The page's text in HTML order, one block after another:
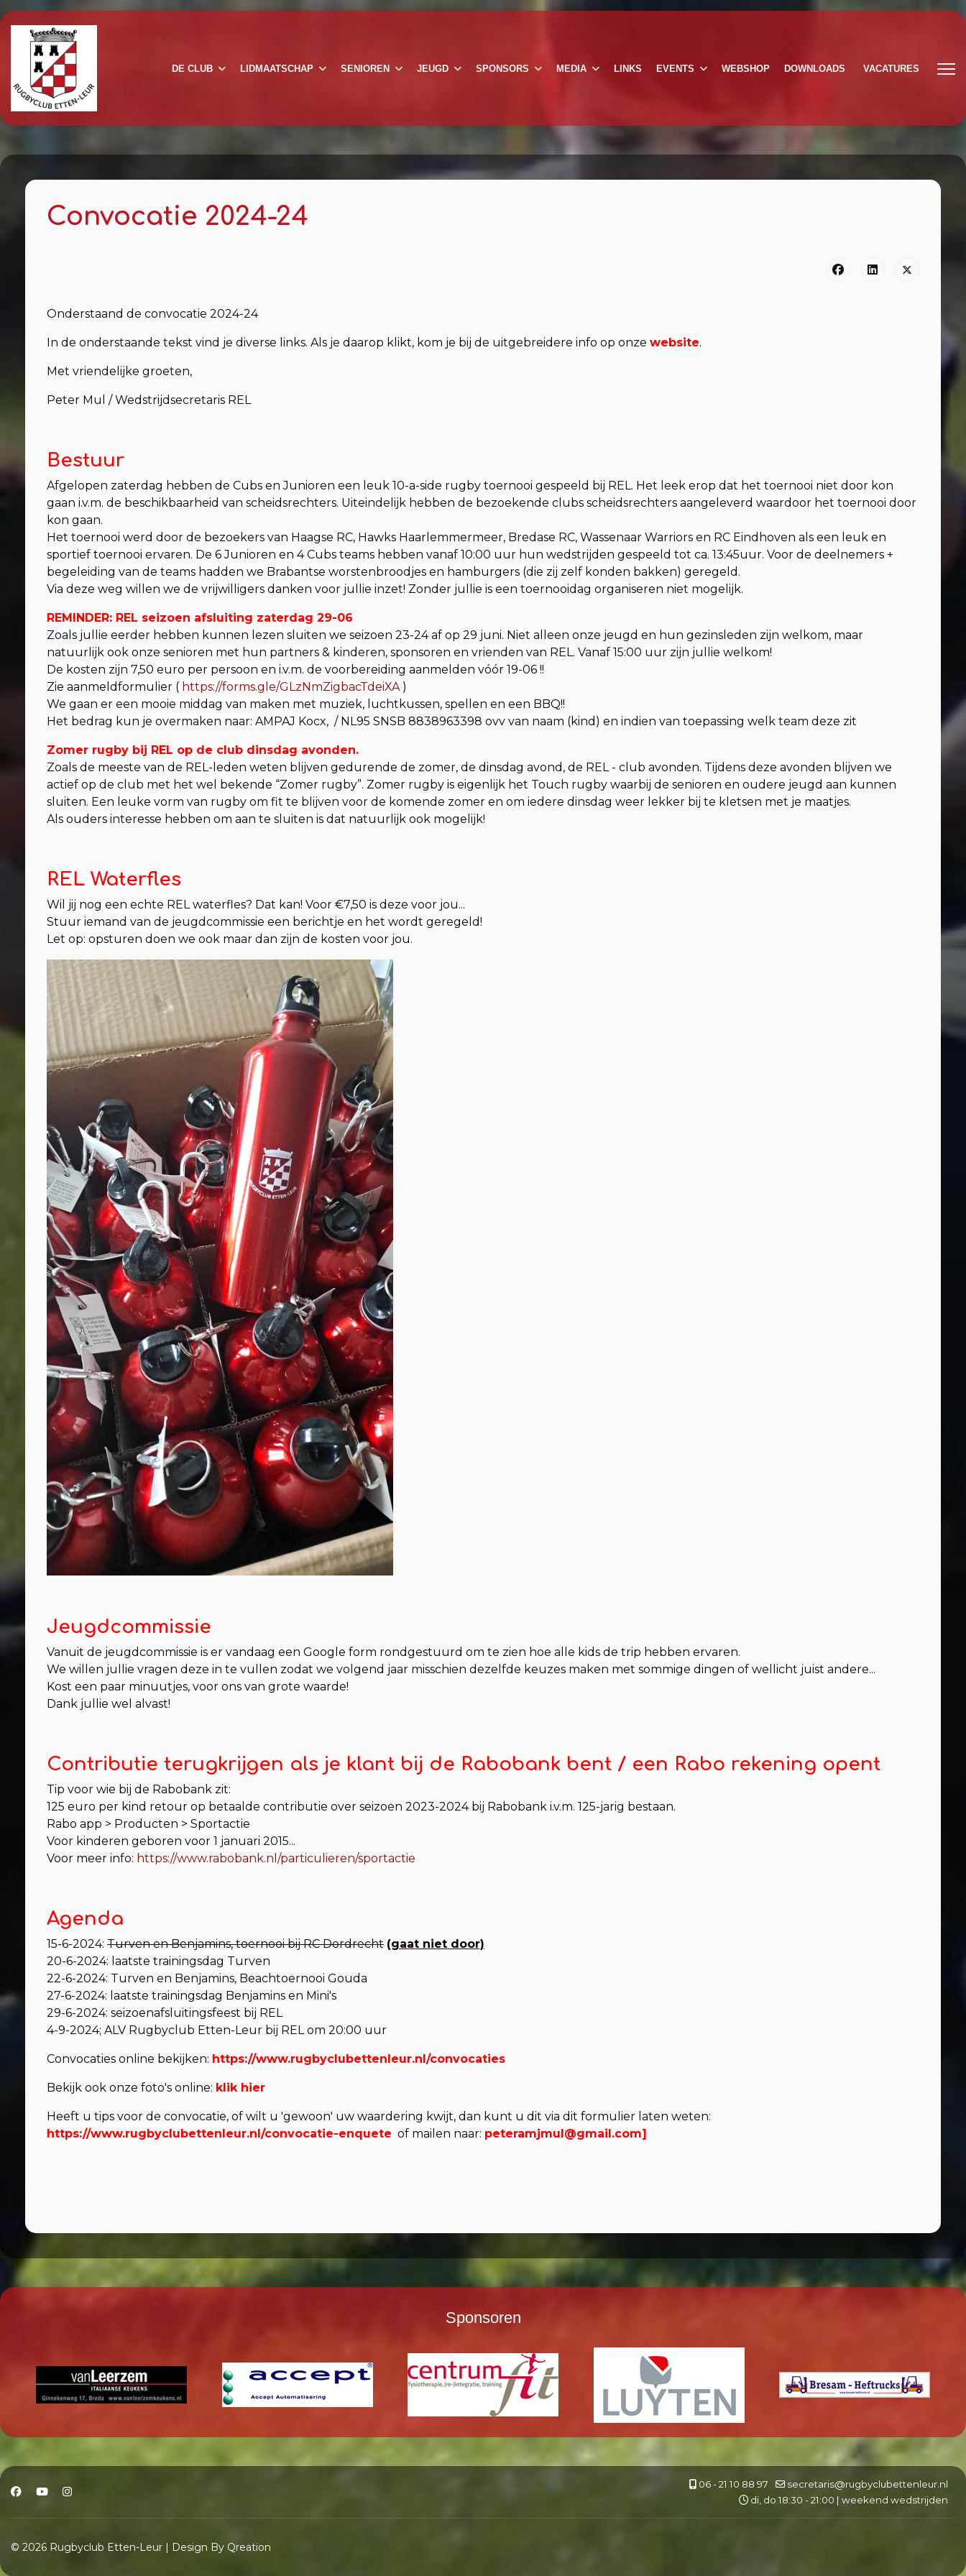
DE CLUB LIDMAATSCHAP SENIOREN JEUGD SPONSORS MEDIA LINKS EVENTS WEBSHOP DOWNLOADS VACATURES
Convocatie 2024-24
Onderstaand de convocatie 2024-24
In de onderstaande tekst vind je diverse links. Als je daarop klikt, kom je bij de uitgebreidere info op onze website.
Met vriendelijke groeten,
Peter Mul / Wedstrijdsecretaris REL
Bestuur
Afgelopen zaterdag hebben de Cubs en Junioren een leuk 10-a-side rugby toernooi gespeeld bij REL. Het leek erop dat het toernooi niet door kon
gaan i.v.m. de beschikbaarheid van scheidsrechters. Uiteindelijk hebben de bezoekende clubs scheidsrechters aangeleverd waardoor het toernooi door
kon gaan.
Het toernooi werd door de bezoekers van Haagse RC, Hawks Haarlemmermeer, Bredase RC, Wassenaar Warriors en RC Eindhoven als een leuk en
sportief toernooi ervaren. De 6 Junioren en 4 Cubs teams hebben vanaf 10:00 uur hun wedstrijden gespeeld tot ca. 13:45uur. Voor de deelnemers +
begeleiding van de teams hadden we Brabantse worstenbroodjes en hamburgers (die zij zelf konden bakken) geregeld.
Via deze weg willen we de vrijwilligers danken voor jullie inzet! Zonder jullie is een toernooidag organiseren niet mogelijk.
REMINDER: REL seizoen afsluiting zaterdag 29-06
Zoals jullie eerder hebben kunnen lezen sluiten we seizoen 23-24 af op 29 juni. Niet alleen onze jeugd en hun gezinsleden zijn welkom, maar
natuurlijk ook onze senioren met hun partners & kinderen, sponsoren en vrienden van REL. Vanaf 15:00 uur zijn jullie welkom!
De kosten zijn 7,50 euro per persoon en i.v.m. de voorbereiding aanmelden vóór 19-06 !!
Zie aanmeldformulier ( https://forms.gle/GLzNmZigbacTdeiXA)
We gaan er een mooie middag van maken met muziek, luchtkussen, spellen en een BBQ!!
Het bedrag kun je overmaken naar: AMPAJ Kocx, / NL95 SNSB 8838963398 ovv van naam (kind) en indien van toepassing welk team deze zit
Zomer rugby bij REL op de club dinsdag avonden.
Zoals de meeste van de REL-leden weten blijven gedurende de zomer, de dinsdag avond, de REL - club avonden. Tijdens deze avonden blijven we
actief op de club met het wel bekende “Zomer rugby”. Zomer rugby is eigenlijk het Touch rugby waarbij de senioren en oudere jeugd aan kunnen
sluiten. Een leuke vorm van rugby om fit te blijven voor de komende zomer en om iedere dinsdag weer lekker bij te kletsen met je maatjes.
Als ouders interesse hebben om aan te sluiten is dat natuurlijk ook mogelijk!
REL Waterfles
Wil jij nog een echte REL waterfles? Dat kan! Voor €7,50 is deze voor jou...
Stuur iemand van de jeugdcommissie een berichtje en het wordt geregeld!
Let op: opsturen doen we ook maar dan zijn de kosten voor jou.
Jeugdcommissie
Vanuit de jeugdcommissie is er vandaag een Google form rondgestuurd om te zien hoe alle kids de trip hebben ervaren.
We willen jullie vragen deze in te vullen zodat we volgend jaar misschien dezelfde keuzes maken met sommige dingen of wellicht juist andere...
Kost een paar minuutjes, voor ons van grote waarde!
Dank jullie wel alvast!
Contributie terugkrijgen als je klant bij de Rabobank bent / een Rabo rekening opent
Tip voor wie bij de Rabobank zit:
125 euro per kind retour op betaalde contributie over seizoen 2023-2024 bij Rabobank i.v.m. 125-jarig bestaan.
Rabo app > Producten > Sportactie
Voor kinderen geboren voor 1 januari 2015...
Voor meer info: https://www.rabobank.nl/particulieren/sportactie
Agenda
15-6-2024: Turven en Benjamins, toernooi bij RC Dordrecht (gaat niet door)
20-6-2024: laatste trainingsdag Turven
22-6-2024: Turven en Benjamins, Beachtoernooi Gouda
27-6-2024: laatste trainingsdag Benjamins en Mini's
29-6-2024: seizoenafsluitingsfeest bij REL
4-9-2024; ALV Rugbyclub Etten-Leur bij REL om 20:00 uur
Convocaties online bekijken: https://www.rugbyclubettenleur.nl/convocaties
Bekijk ook onze foto's online: klik hier
Heeft u tips voor de convocatie, of wilt u 'gewoon' uw waardering kwijt, dan kunt u dit via dit formulier laten weten:
https://www.rugbyclubettenleur.nl/convocatie-enquete of mailen naar: peteramjmul@gmail.com]
Sponsoren
06 - 21 10 88 97
secretaris@rugbyclubettenleur.nl
di, do 18:30 - 21:00 | weekend wedstrijden
© 2026 Rugbyclub Etten-Leur | Design By Qreation